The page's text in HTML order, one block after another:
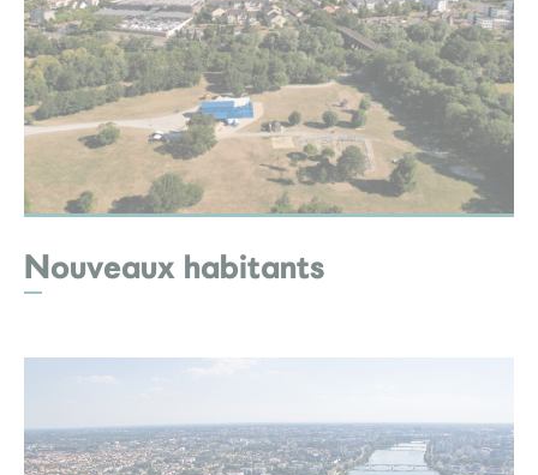
Nouveaux habitants